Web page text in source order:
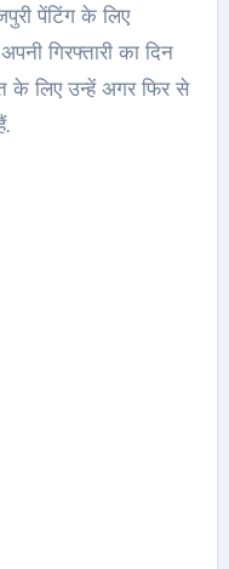
पेंटिंग के लिए
गिरफ्तारी का दिन
के लिए उन्हें अगर फिर से